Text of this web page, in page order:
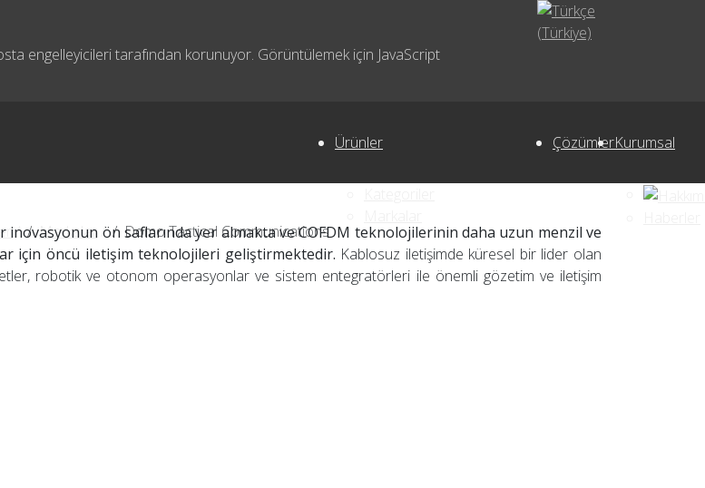
engelleyicileri tarafından korunuyor. Görüntülemek için JavaScript
/ Markalar / Domo Tactical Communications
Ürünler ÇözümlerKurumsal
inovasyonun ön saflarında yer almakta ve COFDM teknolojilerinin daha uzun menzil ve
için öncü iletişim teknolojileri geliştirmektedir. Kablosuz iletişimde küresel bir lider olan
robotik ve otonom operasyonlar ve sistem entegratörleri ile önemli gözetim ve iletişim